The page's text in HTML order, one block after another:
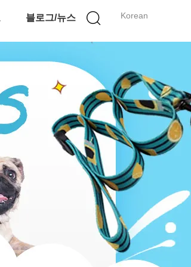
Korean
블로그/뉴스